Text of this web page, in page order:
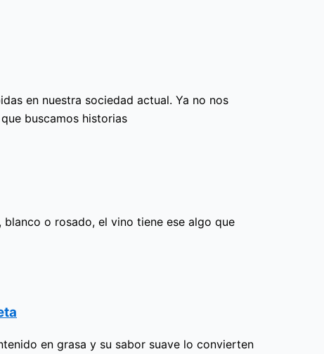
en nuestra sociedad actual. Ya no nos
buscamos historias
o rosado, el vino tiene ese algo que
en grasa y su sabor suave lo convierten